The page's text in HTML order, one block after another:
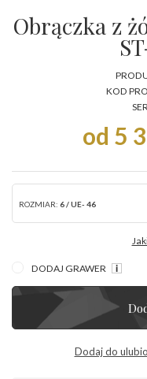
Obrączka z
KOD
od 5
ROZMIAR: 6 / UE- 46
DODAJ GRAWER
Dodaj do